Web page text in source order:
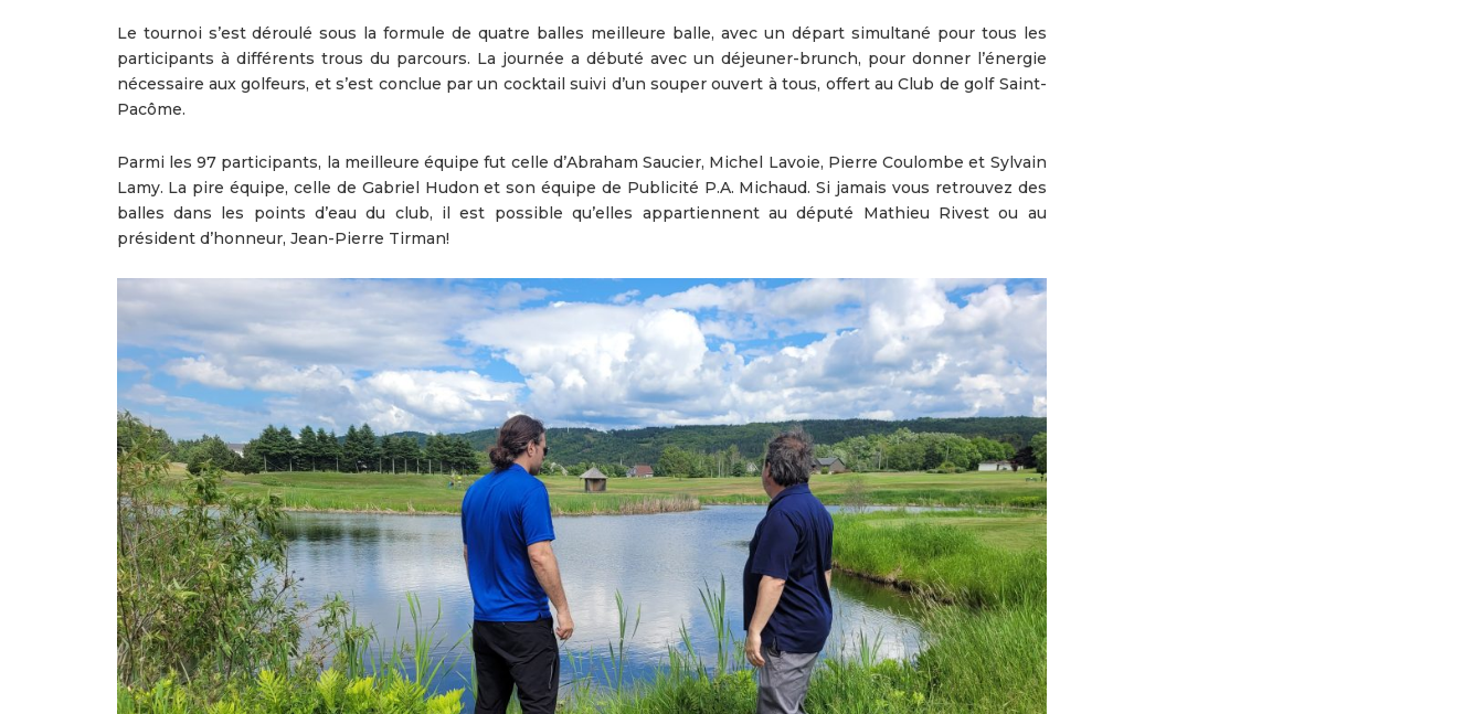
Le tournoi s’est déroulé sous la formule de quatre balles meilleure balle, avec un départ simultané pour tous les
participants à différents trous du parcours. La journée a débuté avec un déjeuner-brunch, pour donner l’énergie
nécessaire aux golfeurs, et s’est conclue par un cocktail suivi d’un souper ouvert à tous, offert au Club de golf Saint-
Pacôme.
Parmi les 97 participants, la meilleure équipe fut celle d’Abraham Saucier, Michel Lavoie, Pierre Coulombe et Sylvain
Lamy. La pire équipe, celle de Gabriel Hudon et son équipe de Publicité P.A. Michaud. Si jamais vous retrouvez des
balles dans les points d’eau du club, il est possible qu’elles appartiennent au député Mathieu Rivest ou au
président d’honneur, Jean-Pierre Tirman!